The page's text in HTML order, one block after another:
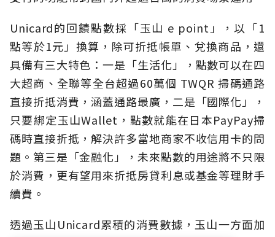
Unicard的回饋點數採「玉山 e point」，以「1
點等於1元」換算，除可折抵帳單、兌換商品，還
具備有三大特色：一是「生活化」，點數可以在四
大超商、全聯等全台超過60萬個 TWQR 掃碼通路
直接折抵消費，涵蓋通路最廣，二是「國際化」，
只要綁定玉山Wallet，點數就能在日本PayPay掃
碼時直接折抵，解決許多當地商家不收信用卡的問
題。第三是「金融化」，未來點數的用途將不只限
於消費，更有望用來折抵房貸利息或基金等理財手
續費。
透過玉山Unicard累積的消費數據，玉山一方面加